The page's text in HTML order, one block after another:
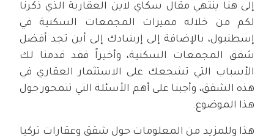
إلى هنا ينتهي مقال سكاي لاين العقارية الذي ذكرنا
لكم من خلاله مميزات المجمعات السكنية في
إسطنبول، بالإضافة إلى إرشادك إلى أين تجد أفضل
شقق المجمعات السكنية، وأخيراً فقد قدمنا لك
الأسباب التي تشجعك على الاستثمار العقاري في
هذه الشقق، وأجبنا على أهم الأسئلة التي تتمحور حول
هذا الموضوع.
هذا وللمزيد من المعلومات حول شقق وعقارات تركيا